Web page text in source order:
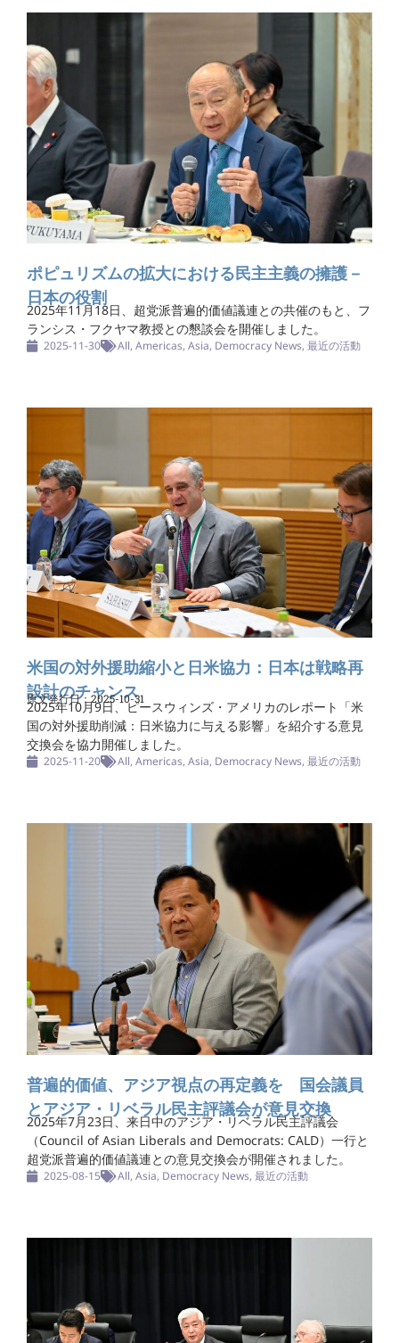
ポピュリズムの拡大における民主主義の擁護－
日本の役割
2025年11月18日、超党派普遍的価値議連との共催のもと、フ
ランシス・フクヤマ教授との懇談会を開催しました。
2025-11-30 All, Americas, Asia, Democracy News, 最近の活動
米国の対外援助縮小と日米協力：日本は戦略再
設計のチャンス
原文発行日：2025-10-31
2025年10月9日、ピースウィンズ・アメリカのレポート「米
国の対外援助削減：日米協力に与える影響」を紹介する意見
交換会を協力開催しました。
2025-11-20 All, Americas, Asia, Democracy News, 最近の活動
普遍的価値、アジア視点の再定義を 国会議員
とアジア・リベラル民主評議会が意見交換
2025年7月23日、来日中のアジア・リベラル民主評議会
（Council of Asian Liberals and Democrats: CALD）一行と
超党派普遍的価値議連との意見交換会が開催されました。
2025-08-15 All, Asia, Democracy News, 最近の活動